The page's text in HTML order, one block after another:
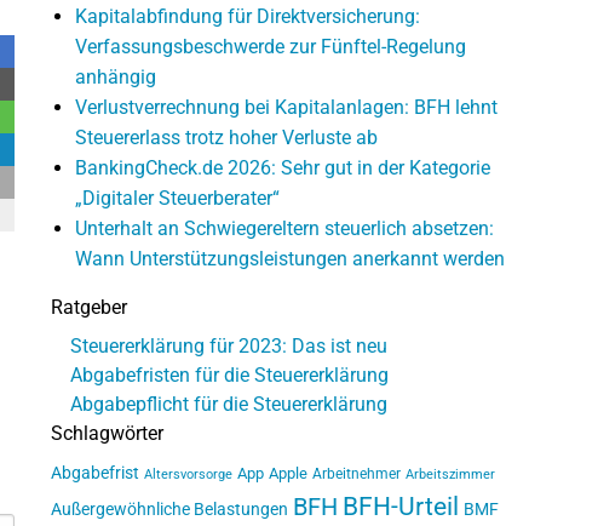
Kapitalabfindung für Direktversicherung:
Verfassungsbeschwerde zur Fünftel-Regelung
anhängig
Verlustverrechnung bei Kapitalanlagen: BFH lehnt
Steuererlass trotz hoher Verluste ab
BankingCheck.de 2026: Sehr gut in der Kategorie
„Digitaler Steuerberater“
Unterhalt an Schwiegereltern steuerlich absetzen:
Wann Unterstützungsleistungen anerkannt werden
Ratgeber
Steuererklärung für 2023: Das ist neu
Abgabefristen für die Steuererklärung
Abgabepflicht für die Steuererklärung
Schlagwörter
Abgabefrist Altersvorsorge App Apple Arbeitnehmer Arbeitszimmer
Außergewöhnliche Belastungen BFH BFH-Urteil BMF